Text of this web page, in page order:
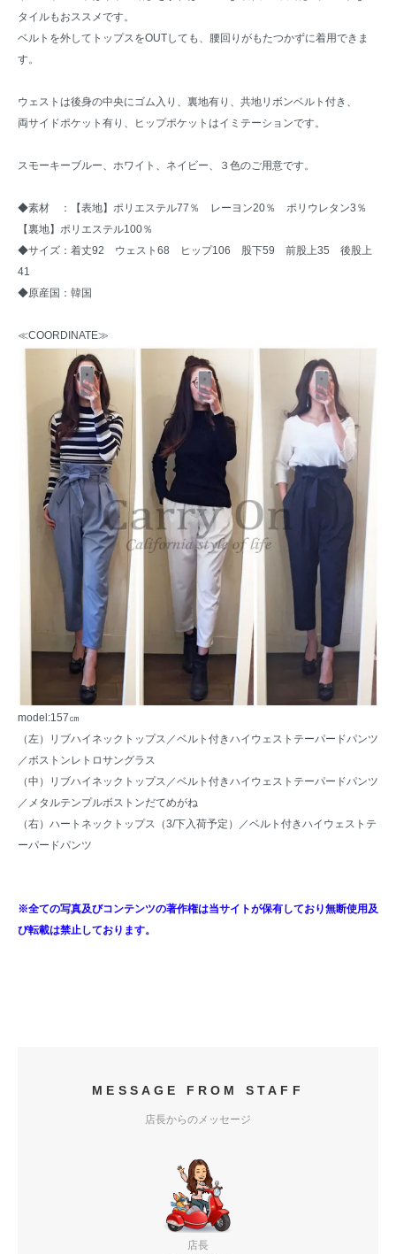
タイルもおススメです。
ベルトを外してトップスをOUTしても、腰回りがもたつかずに着用できま
す。
ウェストは後身の中央にゴム入り、裏地有り、共地リボンベルト付き、
両サイドポケット有り、ヒップポケットはイミテーションです。
スモーキーブルー、ホワイト、ネイビー、３色のご用意です。
◆素材 ：【表地】ポリエステル77％ レーヨン20％ ポリウレタン3％
【裏地】ポリエステル100％
◆サイズ：着丈92 ウェスト68 ヒップ106 股下59 前股上35 後股上
41
◆原産国：韓国
≪COORDINATE≫
model:157㎝
（左）
リブハイネックトップス ／ベルト付きハイウェストテーパードパンツ
／ボストンレトロサングラス
（中）
リブハイネックトップス ／ベルト付きハイウェストテーパードパンツ
／ メタルテンプルボストンだてめがね
（右）ハートネックトップス（3/下入荷予定）／ベルト付きハイウェストテ
ーパードパンツ
※全ての写真及びコンテンツの著作権は当サイトが保有しており無断使用及
び転載は禁止しております。
MESSAGE FROM STAFF
店長からのメッセージ
店長